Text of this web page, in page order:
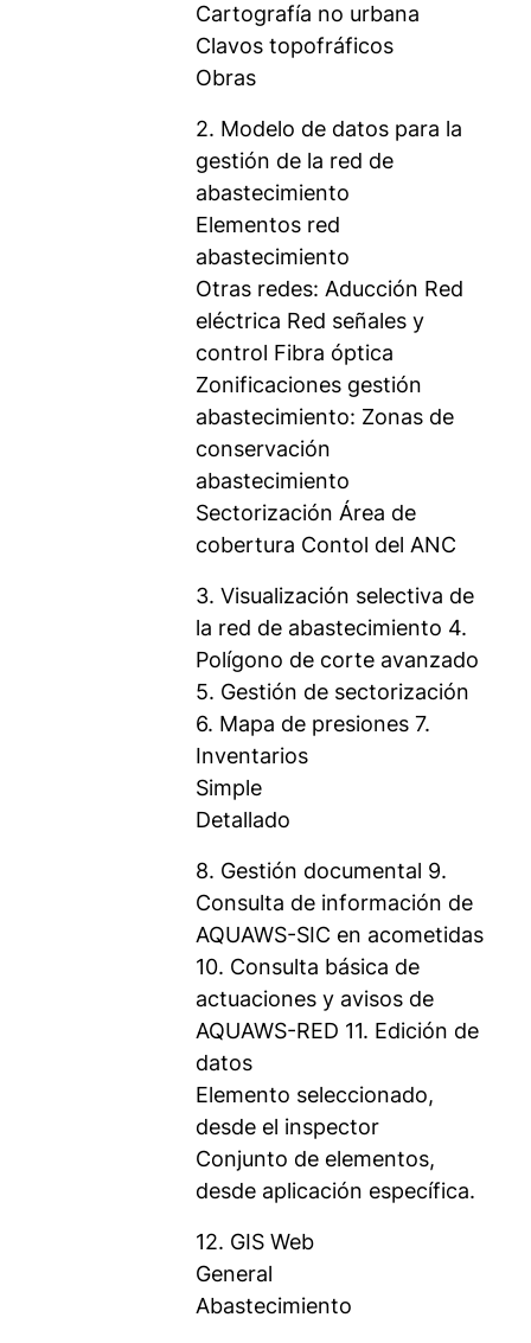
Cartografía no urbana
Clavos topofráficos
Obras
2. Modelo de datos para la
gestión de la red de
abastecimiento
Elementos red
abastecimiento
Otras redes: Aducción Red
eléctrica Red señales y
control Fibra óptica
Zonificaciones gestión
abastecimiento: Zonas de
conservación
abastecimiento
Sectorización Área de
cobertura Contol del ANC
3. Visualización selectiva de
la red de abastecimiento 4.
Polígono de corte avanzado
5. Gestión de sectorización
6. Mapa de presiones 7.
Inventarios
Simple
Detallado
8. Gestión documental 9.
Consulta de información de
AQUAWS-SIC en acometidas
10. Consulta básica de
actuaciones y avisos de
AQUAWS-RED 11. Edición de
datos
Elemento seleccionado,
desde el inspector
Conjunto de elementos,
desde aplicación específica.
12. GIS Web
General
Abastecimiento